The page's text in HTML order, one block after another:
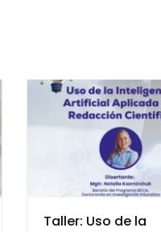
Taller: Uso de la